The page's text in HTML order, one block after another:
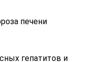
печени
гепатитов и